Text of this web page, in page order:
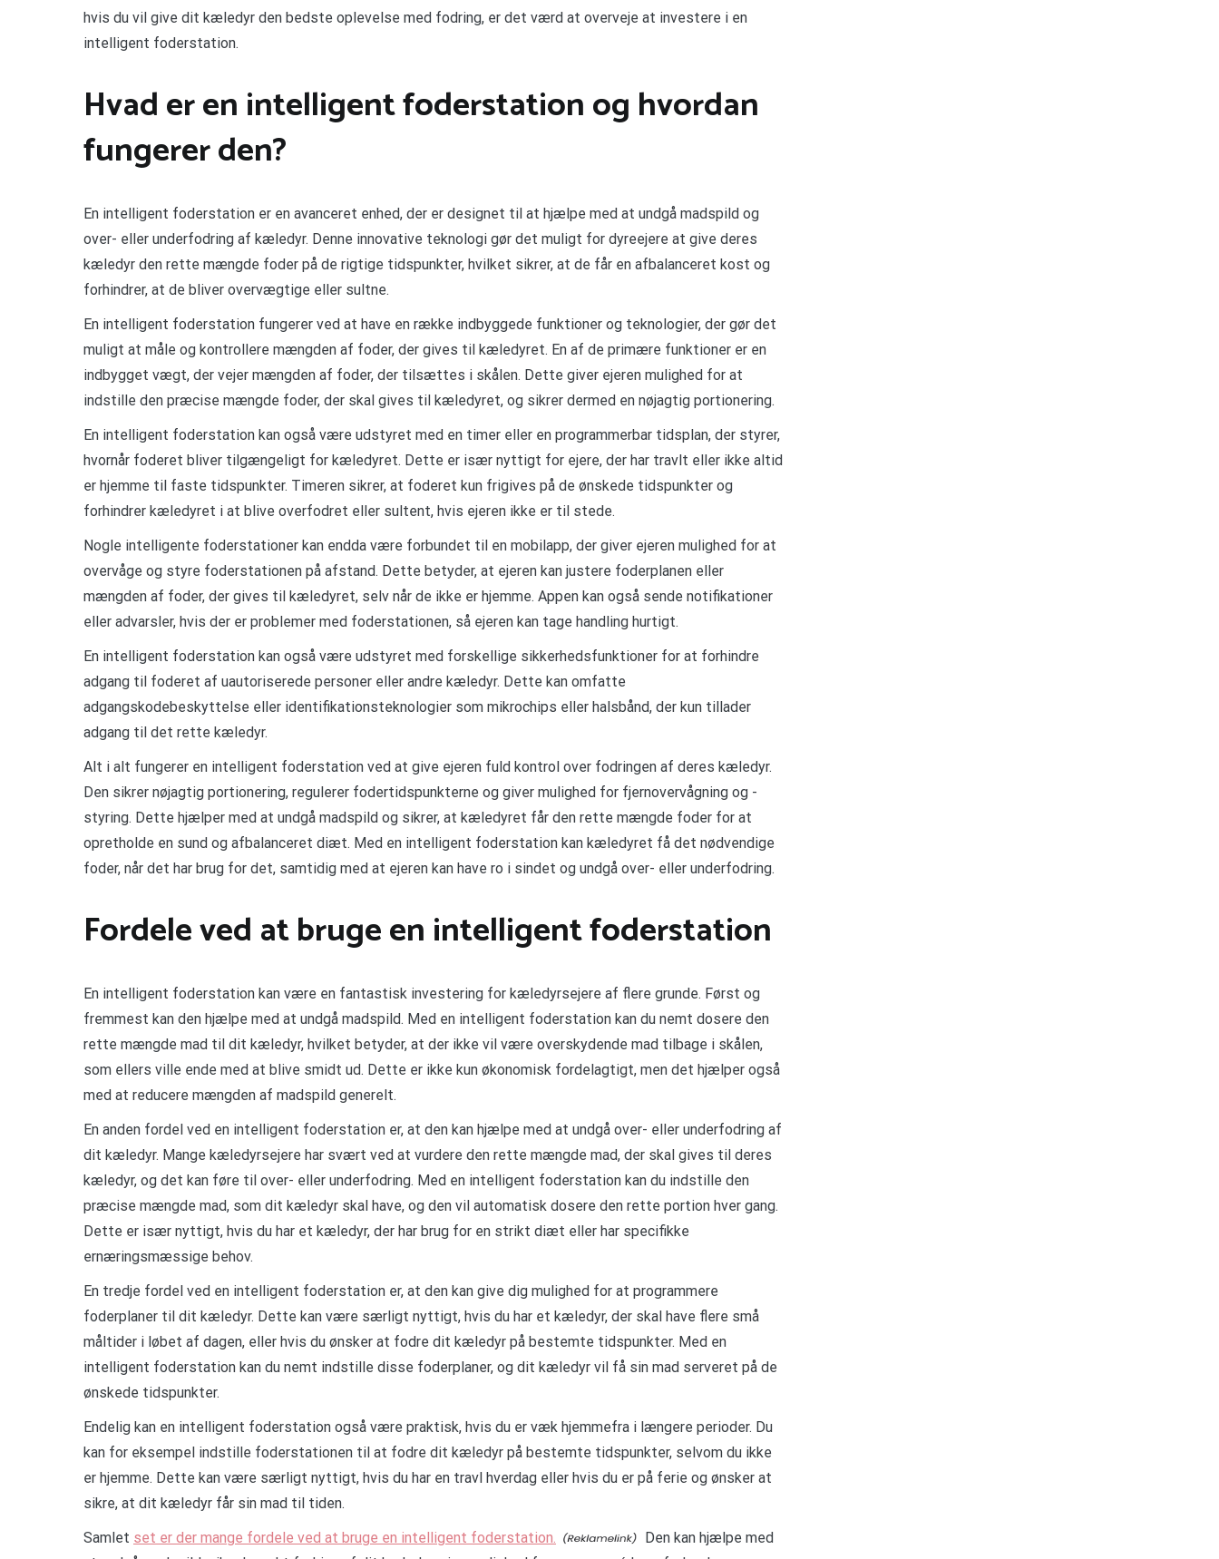
hvis du vil give dit kæledyr den bedste oplevelse med fodring, er det værd at overveje at investere i en
intelligent foderstation.
Hvad er en intelligent foderstation og hvordan
fungerer den?
En intelligent foderstation er en avanceret enhed, der er designet til at hjælpe med at undgå madspild og
over- eller underfodring af kæledyr. Denne innovative teknologi gør det muligt for dyreejere at give deres
kæledyr den rette mængde foder på de rigtige tidspunkter, hvilket sikrer, at de får en afbalanceret kost og
forhindrer, at de bliver overvægtige eller sultne.
En intelligent foderstation fungerer ved at have en række indbyggede funktioner og teknologier, der gør det
muligt at måle og kontrollere mængden af foder, der gives til kæledyret. En af de primære funktioner er en
indbygget vægt, der vejer mængden af foder, der tilsættes i skålen. Dette giver ejeren mulighed for at
indstille den præcise mængde foder, der skal gives til kæledyret, og sikrer dermed en nøjagtig portionering.
En intelligent foderstation kan også være udstyret med en timer eller en programmerbar tidsplan, der styrer,
hvornår foderet bliver tilgængeligt for kæledyret. Dette er især nyttigt for ejere, der har travlt eller ikke altid
er hjemme til faste tidspunkter. Timeren sikrer, at foderet kun frigives på de ønskede tidspunkter og
forhindrer kæledyret i at blive overfodret eller sultent, hvis ejeren ikke er til stede.
Nogle intelligente foderstationer kan endda være forbundet til en mobilapp, der giver ejeren mulighed for at
overvåge og styre foderstationen på afstand. Dette betyder, at ejeren kan justere foderplanen eller
mængden af foder, der gives til kæledyret, selv når de ikke er hjemme. Appen kan også sende notifikationer
eller advarsler, hvis der er problemer med foderstationen, så ejeren kan tage handling hurtigt.
En intelligent foderstation kan også være udstyret med forskellige sikkerhedsfunktioner for at forhindre
adgang til foderet af uautoriserede personer eller andre kæledyr. Dette kan omfatte
adgangskodebeskyttelse eller identifikationsteknologier som mikrochips eller halsbånd, der kun tillader
adgang til det rette kæledyr.
Alt i alt fungerer en intelligent foderstation ved at give ejeren fuld kontrol over fodringen af deres kæledyr.
Den sikrer nøjagtig portionering, regulerer fodertidspunkterne og giver mulighed for fjernovervågning og -
styring. Dette hjælper med at undgå madspild og sikrer, at kæledyret får den rette mængde foder for at
opretholde en sund og afbalanceret diæt. Med en intelligent foderstation kan kæledyret få det nødvendige
foder, når det har brug for det, samtidig med at ejeren kan have ro i sindet og undgå over- eller underfodring.
Fordele ved at bruge en intelligent foderstation
En intelligent foderstation kan være en fantastisk investering for kæledyrsejere af flere grunde. Først og
fremmest kan den hjælpe med at undgå madspild. Med en intelligent foderstation kan du nemt dosere den
rette mængde mad til dit kæledyr, hvilket betyder, at der ikke vil være overskydende mad tilbage i skålen,
som ellers ville ende med at blive smidt ud. Dette er ikke kun økonomisk fordelagtigt, men det hjælper også
med at reducere mængden af madspild generelt.
En anden fordel ved en intelligent foderstation er, at den kan hjælpe med at undgå over- eller underfodring af
dit kæledyr. Mange kæledyrsejere har svært ved at vurdere den rette mængde mad, der skal gives til deres
kæledyr, og det kan føre til over- eller underfodring. Med en intelligent foderstation kan du indstille den
præcise mængde mad, som dit kæledyr skal have, og den vil automatisk dosere den rette portion hver gang.
Dette er især nyttigt, hvis du har et kæledyr, der har brug for en strikt diæt eller har specifikke
ernæringsmæssige behov.
En tredje fordel ved en intelligent foderstation er, at den kan give dig mulighed for at programmere
foderplaner til dit kæledyr. Dette kan være særligt nyttigt, hvis du har et kæledyr, der skal have flere små
måltider i løbet af dagen, eller hvis du ønsker at fodre dit kæledyr på bestemte tidspunkter. Med en
intelligent foderstation kan du nemt indstille disse foderplaner, og dit kæledyr vil få sin mad serveret på de
ønskede tidspunkter.
Endelig kan en intelligent foderstation også være praktisk, hvis du er væk hjemmefra i længere perioder. Du
kan for eksempel indstille foderstationen til at fodre dit kæledyr på bestemte tidspunkter, selvom du ikke
er hjemme. Dette kan være særligt nyttigt, hvis du har en travl hverdag eller hvis du er på ferie og ønsker at
sikre, at dit kæledyr får sin mad til tiden.
Samlet set er der mange fordele ved at bruge en intelligent foderstation.
Den kan hjælpe med